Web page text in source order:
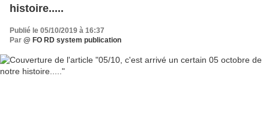
histoire.....
Publié le 05/10/2019 à 16:37
Par @ FO RD system publication